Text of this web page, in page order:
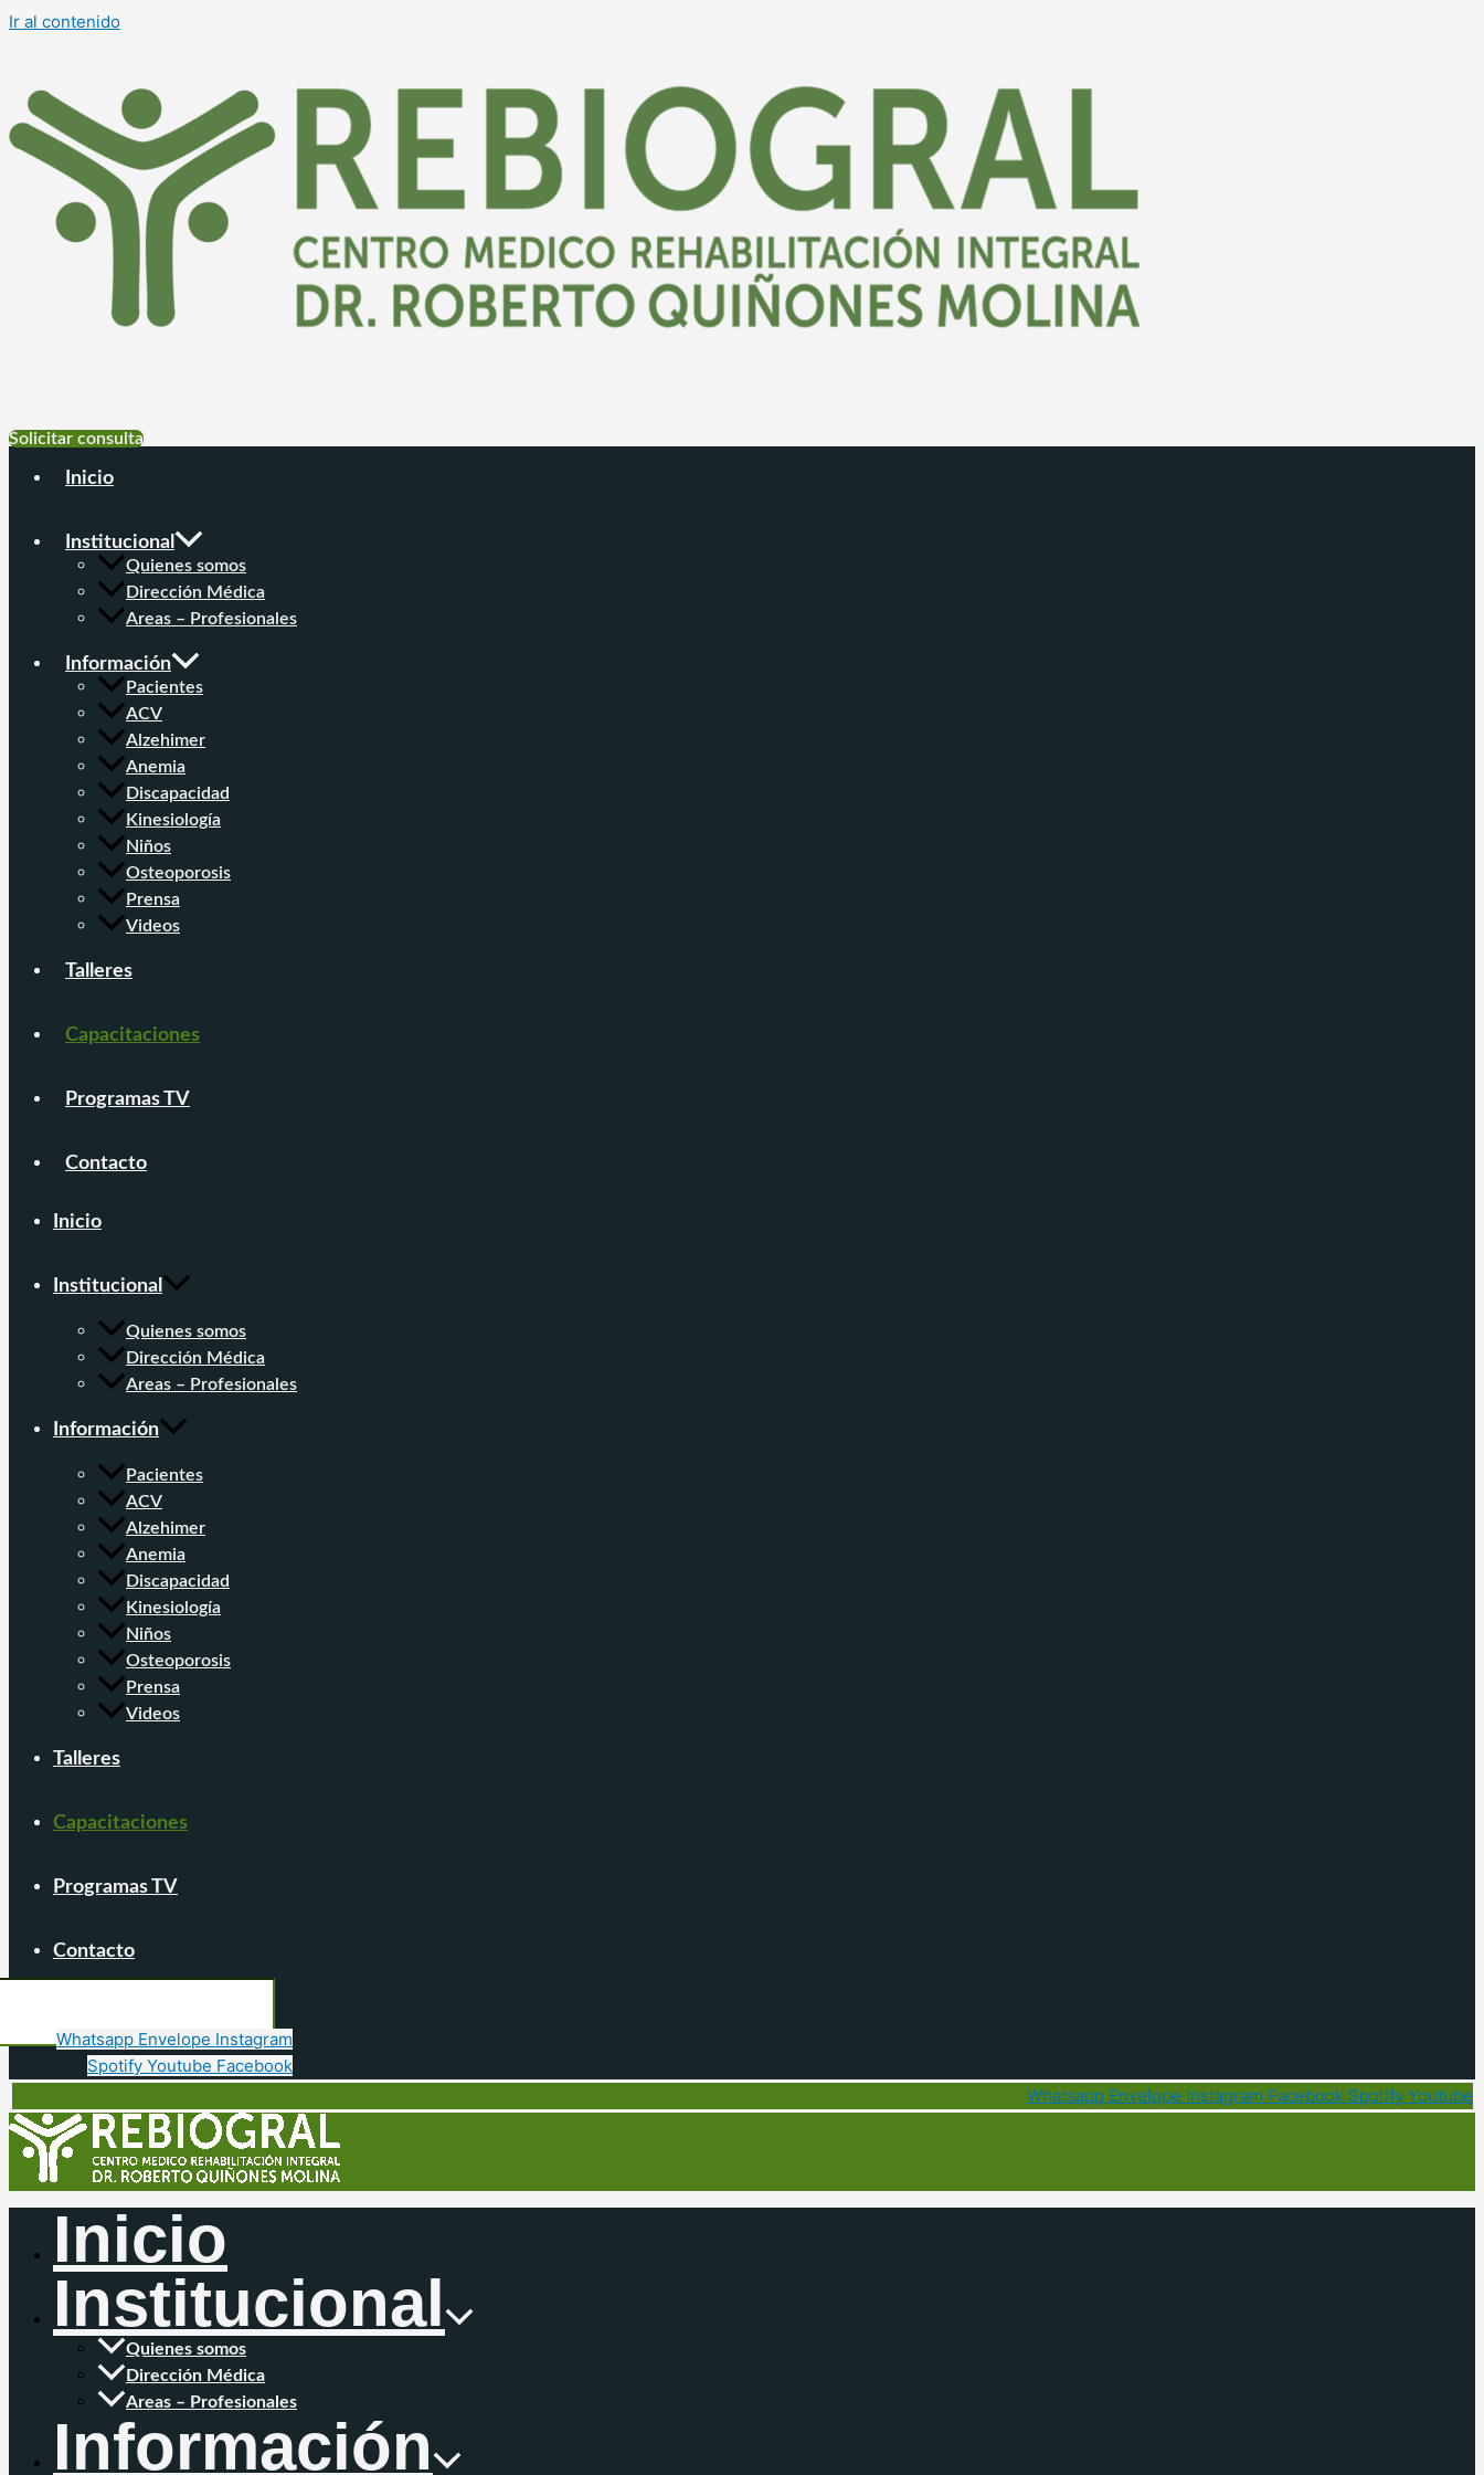
Ir al contenido
Solicitar consulta
Inicio
Institucional
Quienes somos
Dirección Médica
Areas – Profesionales
Información
Pacientes
ACV
Alzehimer
Anemia
Discapacidad
Kinesiología
Niños
Osteoporosis
Prensa
Videos
Talleres
Capacitaciones
Programas TV
Contacto
Inicio
Institucional
Quienes somos
Dirección Médica
Areas – Profesionales
Información
Pacientes
ACV
Alzehimer
Anemia
Discapacidad
Kinesiología
Niños
Osteoporosis
Prensa
Videos
Talleres
Capacitaciones
Programas TV
Contacto
Whatsapp Envelope Instagram
Spotify Youtube Facebook
Whatsapp Envelope Instagram Facebook Spotify Youtube
Inicio
Institucional
Quienes somos
Dirección Médica
Areas – Profesionales
Información